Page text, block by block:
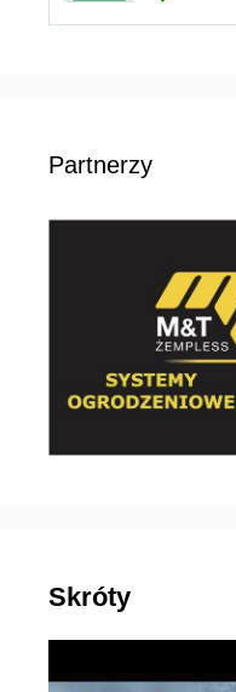
Partnerzy
Skróty